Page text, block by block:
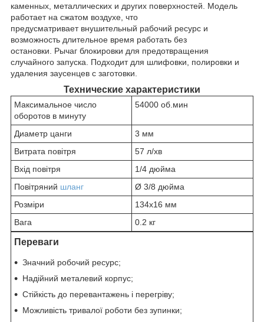
каменных, металлических и других поверхностей. Модель
работает на сжатом воздухе, что
предусматривает внушительный рабочий ресурс и
возможность длительное время работать без
остановки. Рычаг блокировки для предотвращения
случайного запуска. Подходит для шлифовки, полировки и
удаления заусенцев с заготовки.
Технические характеристики
Максимальное число
оборотов в минуту
54000 об.мин
Диаметр цанги
3 мм
Витрата повітря
57 л/хв
Вхід повітря
1/4 дюйма
Повітряний шланг
Ø 3/8 дюйма
Розміри
134x16 мм
Вага
0.2 кг
Переваги
Значний робочий ресурс;
Надійний металевий корпус;
Стійкість до перевантажень і перегріву;
Можливість тривалої роботи без зупинки;